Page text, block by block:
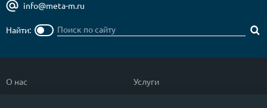
info@meta-m.ru
Найти:
О нас
Услуги